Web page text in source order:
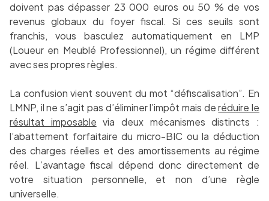
doivent pas dépasser 23 000 euros ou 50 % de vos
revenus globaux du foyer fiscal. Si ces seuils sont
franchis, vous basculez automatiquement en LMP
(Loueur en Meublé Professionnel), un régime différent
avec ses propres règles.
La confusion vient souvent du mot “défiscalisation”. En
LMNP, il ne s’agit pas d’éliminer l’impôt mais deréduire le
résultat imposable via deux mécanismes distincts :
l’abattement forfaitaire du micro-BIC ou la déduction
des charges réelles et des amortissements au régime
réel. L’avantage fiscal dépend donc directement de
votre situation personnelle, et non d’une règle
universelle.